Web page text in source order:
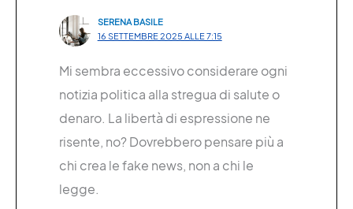
SERENA BASILE
16 SETTEMBRE 2025 ALLE 7:15
Mi sembra eccessivo considerare ogni
notizia politica alla stregua di salute o
denaro. La libertà di espressione ne
risente, no? Dovrebbero pensare più a
chi crea le fake news, non a chi le
legge.